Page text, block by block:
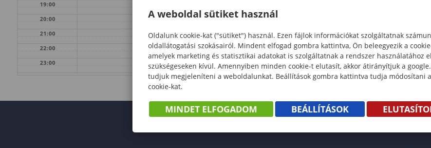
19:00
20:00
21:00
22:00
23:00
A weboldal sütiket használ
Oldalunk cookie-kat ("sütiket") használ. Ezen fájlok információkat szolgáltatnak
oldallátogatási szokásairól. Mindent elfogad gombra kattintva, Ön beleegyezik a
amelyek marketing és statisztikai adatokat is szolgáltatnak a rendszer használatához
szükségeseken kívül. Amennyiben minden cookie-t elutasít, akkor átirányítjuk a
tudjuk megjeleníteni a weboldalunkat. Beállítások gombra kattintva tudja módosítani
cookie-kat.
MINDET ELFOGADOM BEÁLLÍTÁSOK